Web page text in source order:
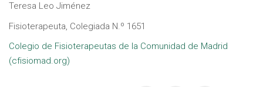
Teresa Leo Jiménez
Fisioterapeuta, Colegiada N.º 1651
Colegio de Fisioterapeutas de la Comunidad de Madrid
(cfisiomad.org)